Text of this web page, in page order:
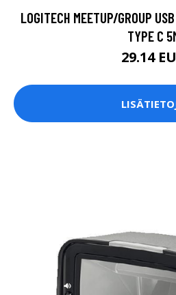
LOGITECH MEETUP/GROUP
TYPE C
29.14